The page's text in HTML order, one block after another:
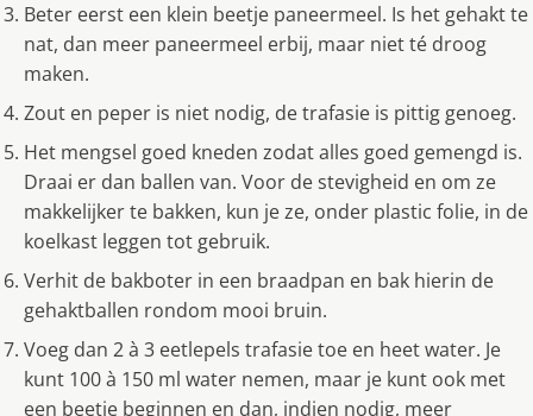
Beter eerst een klein beetje paneermeel. Is het gehakt te
nat, dan meer paneermeel erbij, maar niet té droog
maken.
Zout en peper is niet nodig, de trafasie is pittig genoeg.
Het mengsel goed kneden zodat alles goed gemengd is.
Draai er dan ballen van. Voor de stevigheid en om ze
makkelijker te bakken, kun je ze, onder plastic folie, in de
koelkast leggen tot gebruik.
Verhit de bakboter in een braadpan en bak hierin de
gehaktballen rondom mooi bruin.
Voeg dan 2 à 3 eetlepels trafasie toe en heet water. Je
kunt 100 à 150 ml water nemen, maar je kunt ook met
een beetje beginnen en dan, indien nodig, meer